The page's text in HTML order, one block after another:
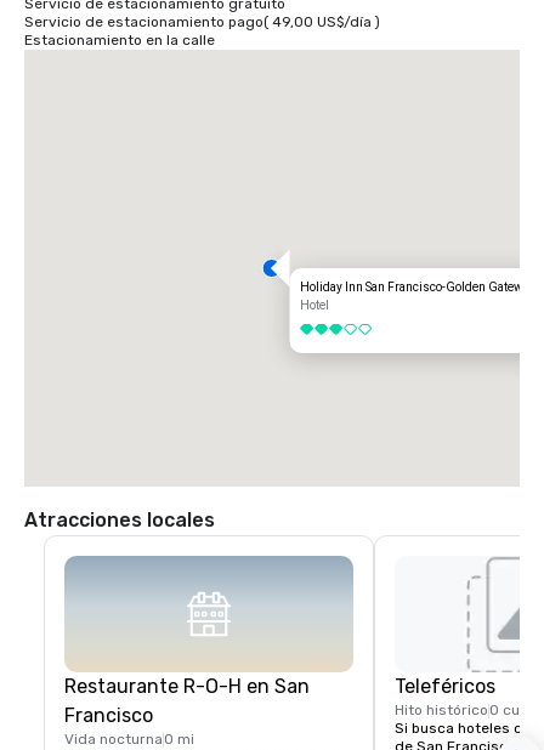
Servicio de estacionamiento gratuito
Servicio de estacionamiento pago( 49,00 US$/día )
Estacionamiento en la calle
Holiday Inn San Francisco-Golden Gateway
Hotel
3 de 5
Atracciones locales
Restaurante R-O-H en San
Francisco
Vida nocturna 0 mi
Teleféricos
Hito histórico 0
Si busca hoteles